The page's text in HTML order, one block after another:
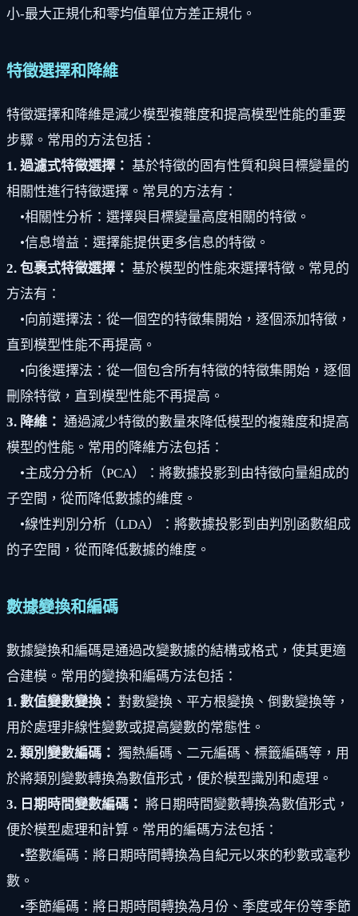
小-最大正規化和零均值單位方差正規化。
特徵選擇和降維
特徵選擇和降維是減少模型複雜度和提高模型性能的重要
步驟。常用的方法包括：
1. 過濾式特徵選擇： 基於特徵的固有性質和與目標變量的
相關性進行特徵選擇。常見的方法有：
•相關性分析：選擇與目標變量高度相關的特徵。
•信息增益：選擇能提供更多信息的特徵。
2. 包裹式特徵選擇： 基於模型的性能來選擇特徵。常見的
方法有：
•向前選擇法：從一個空的特徵集開始，逐個添加特徵，
直到模型性能不再提高。
•向後選擇法：從一個包含所有特徵的特徵集開始，逐個
刪除特徵，直到模型性能不再提高。
3. 降維： 通過減少特徵的數量來降低模型的複雜度和提高
模型的性能。常用的降維方法包括：
•主成分分析（PCA）：將數據投影到由特徵向量組成的
子空間，從而降低數據的維度。
•線性判別分析（LDA）：將數據投影到由判別函數組成
的子空間，從而降低數據的維度。
數據變換和編碼
數據變換和編碼是通過改變數據的結構或格式，使其更適
合建模。常用的變換和編碼方法包括：
1. 數值變數變換： 對數變換、平方根變換、倒數變換等，
用於處理非線性變數或提高變數的常態性。
2. 類別變數編碼： 獨熱編碼、二元編碼、標籤編碼等，用
於將類別變數轉換為數值形式，便於模型識別和處理。
3. 日期時間變數編碼： 將日期時間變數轉換為數值形式，
便於模型處理和計算。常用的編碼方法包括：
•整數編碼：將日期時間轉換為自紀元以來的秒數或毫秒
數。
•季節編碼：將日期時間轉換為月份、季度或年份等季節